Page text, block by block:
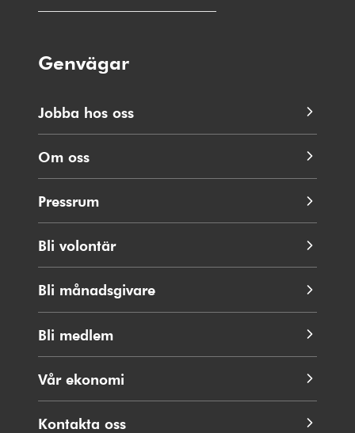
Genvägar
Jobba hos oss
Om oss
Pressrum
Bli volontär
Bli månadsgivare
Bli medlem
Vår ekonomi
Kontakta oss